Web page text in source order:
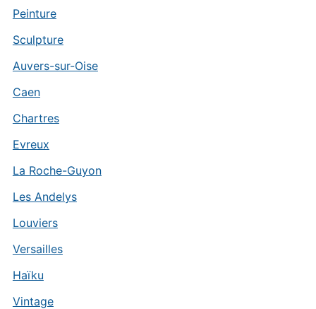
Peinture
Sculpture
Auvers-sur-Oise
Caen
Chartres
Evreux
La Roche-Guyon
Les Andelys
Louviers
Versailles
Haïku
Vintage